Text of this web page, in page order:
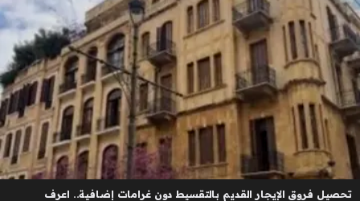
تحصيل فروق الإيجار القديم بالتقسيط دون غرامات إضافية.. اعرف